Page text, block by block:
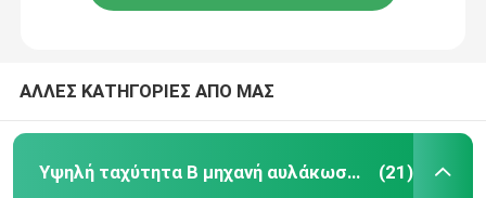
ΑΛΛΕΣ ΚΑΤΗΓΟΡΙΕΣ ΑΠΟ ΜΑΣ
Υψηλή ταχύτητα Β μηχανή αυλάκωσης (21)